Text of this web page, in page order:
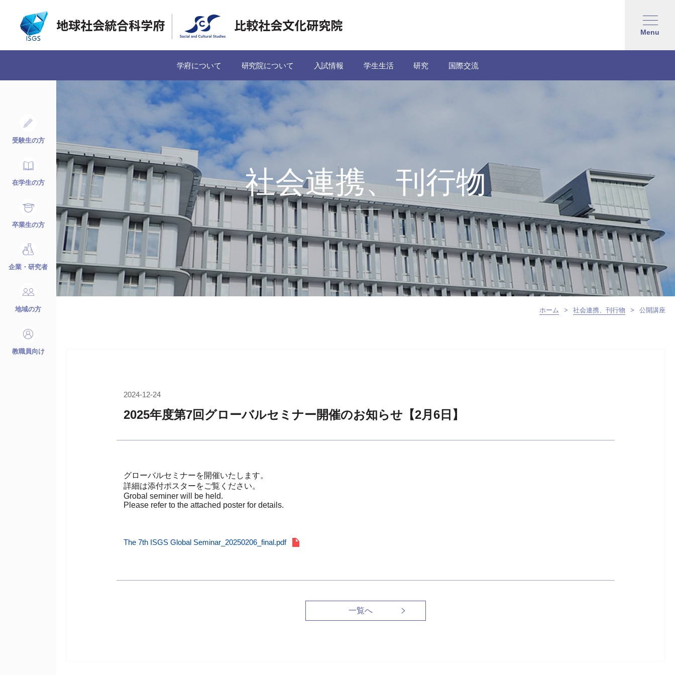
受験生の方
在学生の方
卒業生の方
企業・研究者
地域の方
教職員向け
Menu
学府について 研究院について 入試情報 学生生活 研究 国際交流
社会連携、刊行物
ホーム > 社会連携、刊行物 > 公開講座
2024-12-24
2025年度第7回グローバルセミナー開催のお知らせ【2月6日】
グローバルセミナーを開催いたします。
詳細は添付ポスターをご覧ください。
Grobal seminer will be held.
Please refer to the attached poster for details.
The 7th ISGS Global Seminar_20250206_final.pdf
一覧へ